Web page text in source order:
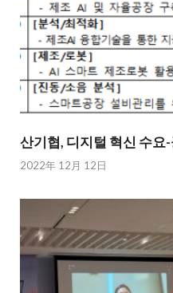
산기협, 디지털 혁신 수요
2022年 12月 12日